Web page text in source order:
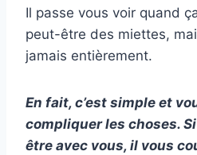
Il passe vous voir quand
peut-être des miettes,
jamais entièrement.
En fait, c’est simple et
compliquer les choses.
être avec vous, il vous